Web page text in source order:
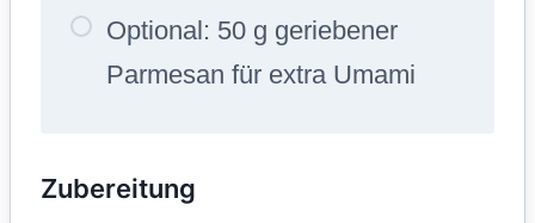
Optional: 50 g geriebener
Parmesan für extra Umami
Zubereitung